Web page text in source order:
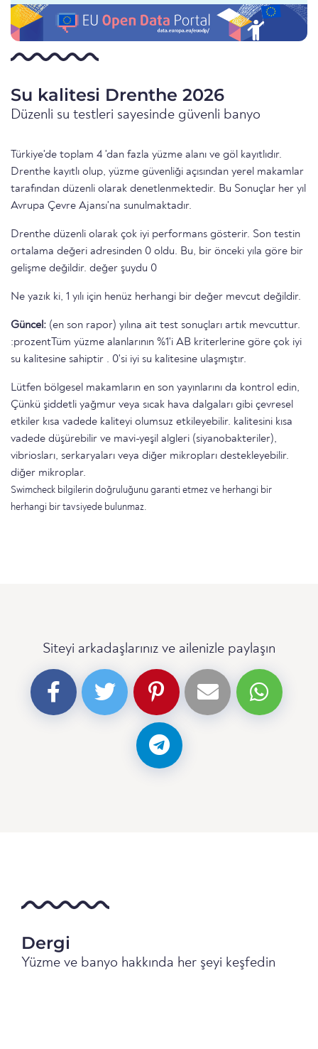
Su kalitesi Drenthe 2026
Düzenli su testleri sayesinde güvenli banyo
Türkiye'de toplam 4 'dan fazla yüzme alanı ve göl kayıtlıdır.
Drenthe kayıtlı olup, yüzme güvenliği açısından yerel makamlar
tarafından düzenli olarak denetlenmektedir. Bu Sonuçlar her yıl
Avrupa Çevre Ajansı'na sunulmaktadır.
Drenthe düzenli olarak çok iyi performans gösterir. Son testin
ortalama değeri adresinden 0 oldu. Bu, bir önceki yıla göre bir
gelişme değildir. değer şuydu 0
Ne yazık ki, 1 yılı için henüz herhangi bir değer mevcut değildir.
Güncel: (en son rapor) yılına ait test sonuçları artık mevcuttur.
:prozentTüm yüzme alanlarının %1'i AB kriterlerine göre çok iyi
su kalitesine sahiptir . 0'si iyi su kalitesine ulaşmıştır.
Lütfen bölgesel makamların en son yayınlarını da kontrol edin,
Çünkü şiddetli yağmur veya sıcak hava dalgaları gibi çevresel
etkiler kısa vadede kaliteyi olumsuz etkileyebilir. kalitesini kısa
vadede düşürebilir ve mavi-yeşil algleri (siyanobakteriler),
vibriosları, serkaryaları veya diğer mikropları destekleyebilir.
diğer mikroplar.
Swimcheck bilgilerin doğruluğunu garanti etmez ve herhangi bir
herhangi bir tavsiyede bulunmaz.
Siteyi arkadaşlarınız ve ailenizle paylaşın
Dergi
Yüzme ve banyo hakkında her şeyi keşfedin